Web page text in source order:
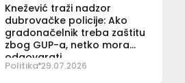
Knežević traži nadzor
dubrovačke policije: Ako
gradonačelnik treba zaštitu
zbog GUP-a, netko mora
odgovarati
Politika 29.07.2026